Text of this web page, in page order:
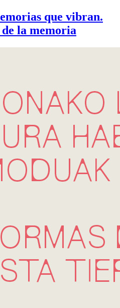
que vibran.
la memoria